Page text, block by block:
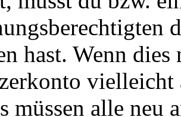
hast. Wenn
müssen alle neu